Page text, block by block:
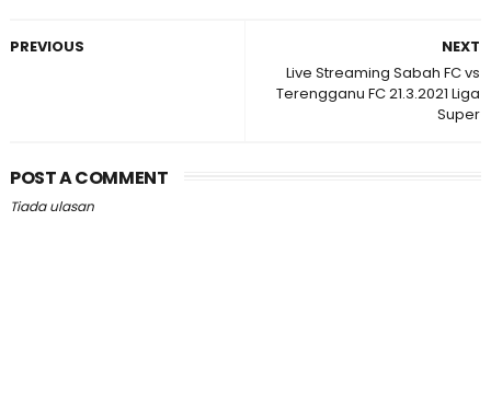
NEXT
Live Streaming Sabah FC vs
Terengganu FC 21.3.2021 Liga
Super
PREVIOUS
POST A COMMENT
Tiada ulasan